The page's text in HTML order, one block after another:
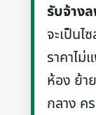
รับจ้าง
จะเป็นไ
ราคาไม่
ห้อง ย้า
กลาง ค